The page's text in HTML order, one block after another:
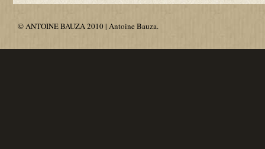
© ANTOINE BAUZA 2010 | Antoine Bauza.